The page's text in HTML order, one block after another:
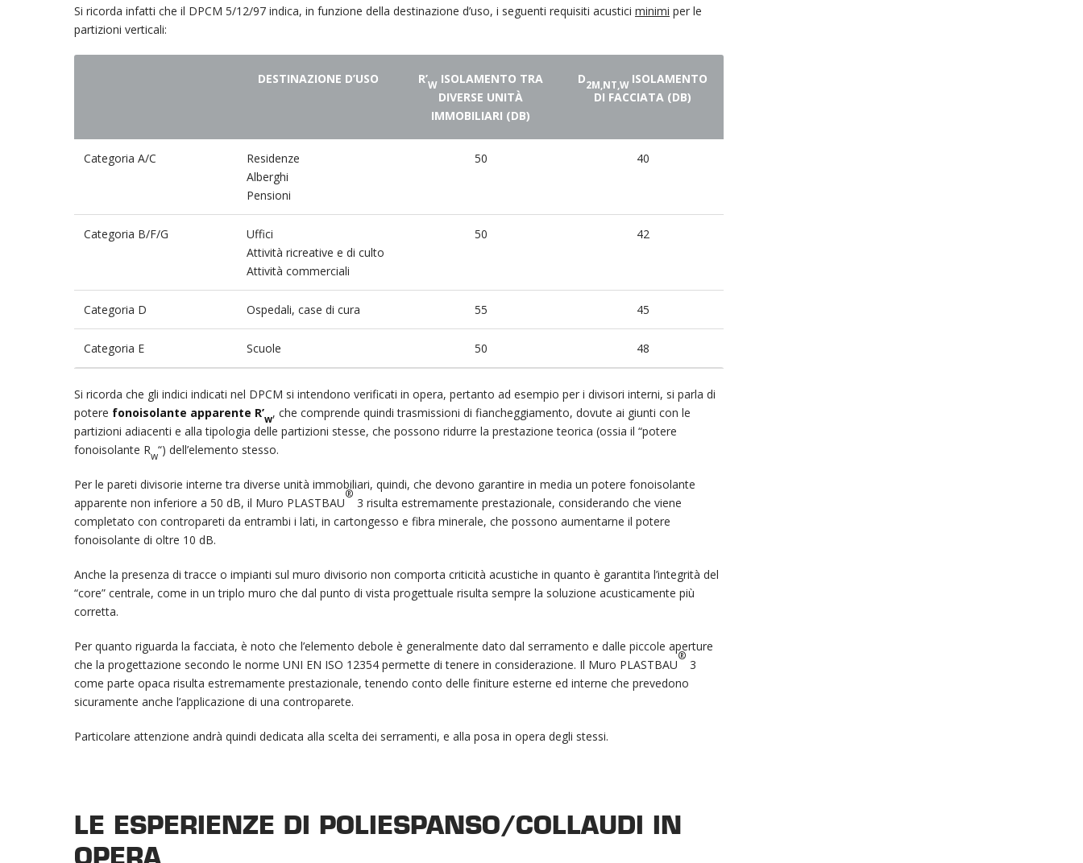
Si ricorda infatti che il DPCM 5/12/97 indica, in funzione della destinazione d’uso, i seguenti requisiti acustici minimi per le
partizioni verticali:
DESTINAZIONE D’USO R’W ISOLAMENTO TRA
DIVERSE UNITÀ
IMMOBILIARI (DB)
D2M,NT,W ISOLAMENTO
DI FACCIATA (DB)
Categoria A/C
Residenze
Alberghi
Pensioni
50 40
Categoria B/F/G
Uffici
Attività ricreative e di culto
Attività commerciali
50 42
Categoria D Ospedali, case di cura 55 45
Categoria E Scuole 50 48
Si ricorda che gli indici indicati nel DPCM si intendono verificati in opera, pertanto ad esempio per i divisori interni, si parla di
potere fonoisolante apparente R’w, che comprende quindi trasmissioni di fiancheggiamento, dovute ai giunti con le
partizioni adiacenti e alla tipologia delle partizioni stesse, che possono ridurre la prestazione teorica (ossia il “potere
fonoisolante Rw“) dell’elemento stesso.
Per le pareti divisorie interne tra diverse unità immobiliari, quindi, che devono garantire in media un potere fonoisolante
apparente non inferiore a 50 dB, il Muro PLASTBAU
®
3 risulta estremamente prestazionale, considerando che viene
completato con contropareti da entrambi i lati, in cartongesso e fibra minerale, che possono aumentarne il potere
fonoisolante di oltre 10 dB.
Anche la presenza di tracce o impianti sul muro divisorio non comporta criticità acustiche in quanto è garantita l’integrità del
“core” centrale, come in un triplo muro che dal punto di vista progettuale risulta sempre la soluzione acusticamente più
corretta.
Per quanto riguarda la facciata, è noto che l’elemento debole è generalmente dato dal serramento e dalle piccole aperture
che la progettazione secondo le norme UNI EN ISO 12354 permette di tenere in considerazione. Il Muro PLASTBAU
®
3
come parte opaca risulta estremamente prestazionale, tenendo conto delle finiture esterne ed interne che prevedono
sicuramente anche l’applicazione di una controparete.
Particolare attenzione andrà quindi dedicata alla scelta dei serramenti, e alla posa in opera degli stessi.
LE ESPERIENZE DI POLIESPANSO/COLLAUDI IN
OPERA